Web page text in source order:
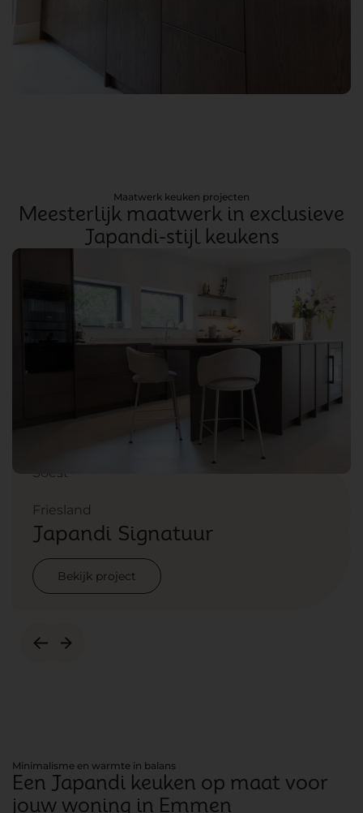
Maatwerk keuken projecten
Meesterlijk maatwerk in exclusieve
Japandi-stijl keukens
Soest
Bekijk project
Friesland
Japandi Signatuur
Bekijk project
Groningen
Bekijk project
Weesp
Bekijk project
Baarn
Bekijk project
Soest
Bekijk project
Friesland
Japandi Signatuur
Bekijk project
Minimalisme en warmte in balans
Een Japandi keuken op maat voor
jouw woning in Emmen